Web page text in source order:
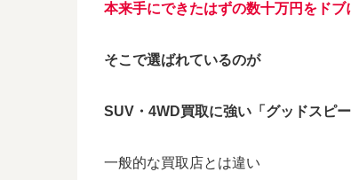
本来手にできたはずの数十万円をドブ
そこで選ばれているのが
SUV・4WD買取に強い「グッドスピ
一般的な買取店とは違い